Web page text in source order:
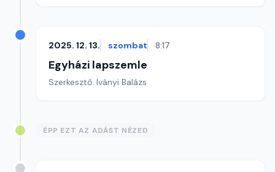
2025. 12. 13. szombat 8:17
Egyházi lapszemle
Szerkesztő: Iványi Balázs
ÉPP EZT AZ ADÁST NÉZED